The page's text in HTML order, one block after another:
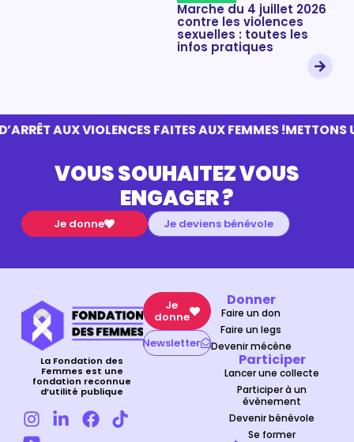
Marche du 4 juillet 2026
contre les violences
sexuelles : toutes les
infos pratiques
VOUS SOUHAITEZ VOUS
ENGAGER ?
Je donne Je deviens bénévole
AUX VIOLENCES FAITES AUX FEMMES !METTONS
La Fondation des
Femmes est une
fondation reconnue
d’utilité publique
Donner
Faire un don
Faire un legs
Devenir mécène
Participer
Lancer une collecte
Participer à un
évènement
Devenir bénévole
Se former
Je
donne
Newsletter